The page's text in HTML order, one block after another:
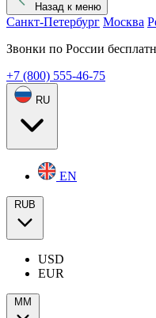
Назад к меню
Санкт-Петербург Москва
Звонки по России
+7 (800) 555-46-75
RU
EN
RUB
USD
EUR
ММ